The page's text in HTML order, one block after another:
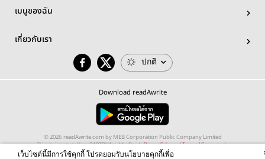
เมนูของฉัน
เกี่ยวกับเรา
ปกติ
Download readAwrite
© 2026 readAwrite.com by MEB Corporation Public Company Limited
This site is protected by reCAPTCHA and the GooglePrivacy PolicyandTerms of Serviceapply.
เว็บไซต์นี้มีการใช้คุกกี้ โปรดยอมรับนโยบายคุกกี้เพื่อ